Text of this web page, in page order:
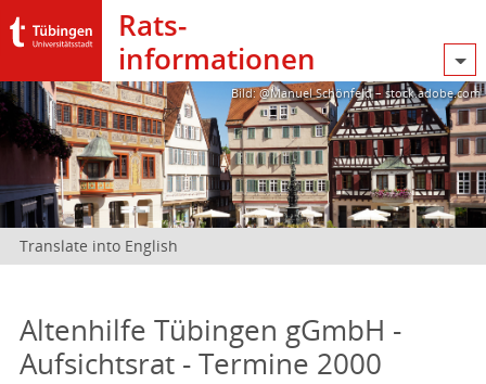
Rats­
informationen
Bild: @Manuel Schönfeld – stock.adobe.com
Translate into English
Altenhilfe Tübingen gGmbH -
Aufsichtsrat - Termine 2000